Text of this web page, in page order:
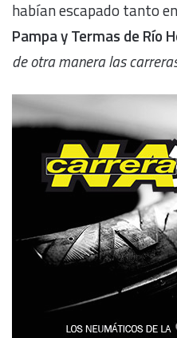
habían escapado tanto en
Pampa y Termas de Río
de otra manera las